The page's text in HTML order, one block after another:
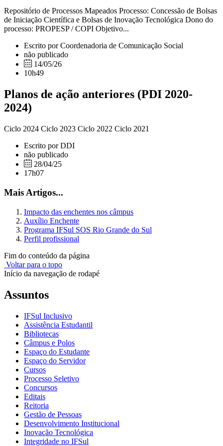
Repositório de Processos Mapeados Processo: Concessão de Bolsas
de Iniciação Científica e Bolsas de Inovação Tecnológica Dono do
processo: PROPESP / COPI Objetivo...
Escrito por Coordenadoria de Comunicação Social
não publicado
14/05/26
10h49
Planos de ação anteriores (PDI 2020-
2024)
Ciclo 2024 Ciclo 2023 Ciclo 2022 Ciclo 2021
Escrito por DDI
não publicado
28/04/25
17h07
Mais Artigos...
Impacto das enchentes nos câmpus
Auxílio Enchente
Programa IFSul SOS Rio Grande do Sul
Perfil profissional
Fim do conteúdo da página
Voltar para o topo
Início da navegação de rodapé
Assuntos
IFSul Inclusivo
Assistência Estudantil
Bibliotecas
Câmpus e Polos
Espaço do Estudante
Espaço do Servidor
Cursos
Processo Seletivo
Concursos
Editais
Reitoria
Gestão de Pessoas
Desenvolvimento Institucional
Inovação Tecnológica
Integridade no IFSul